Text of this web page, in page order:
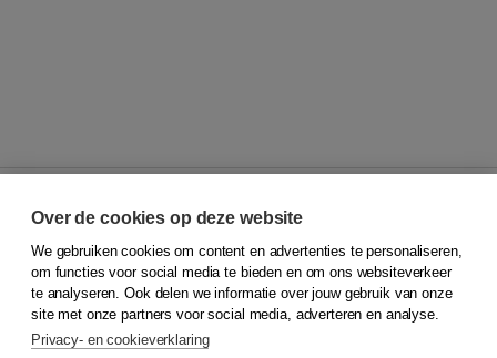
© 2026Koninklijke Boom uitgevers
Klantenservice
Service & informatie
Contact
Over de cookies op deze website
We gebruiken cookies om content en advertenties te personaliseren,
om functies voor social media te bieden en om ons websiteverkeer
te analyseren. Ook delen we informatie over jouw gebruik van onze
site met onze partners voor social media, adverteren en analyse.
Privacy- en cookieverklaring